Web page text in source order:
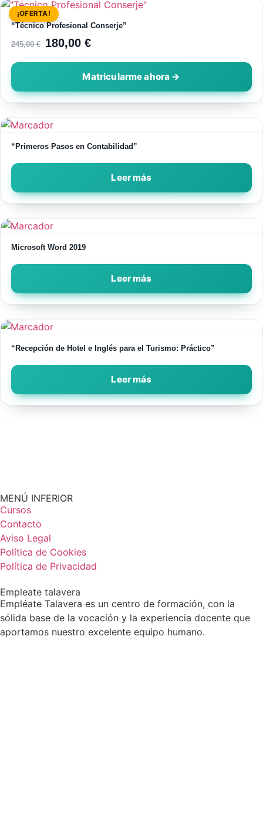
¡OFERTA!
“Técnico Profesional Conserje”
245,00€ 180,00 €
“Primeros Pasos en Contabilidad”
Leer más
Microsoft Word 2019
Leer más
“Recepción de Hotel e Inglés para el Turismo: Práctico”
Leer más
MENÚ INFERIOR
Cursos
Contacto
Aviso Legal
Política de Cookies
Política de Privacidad
Empleate talavera
Empléate Talavera es un centro de formación, con la
sólida base de la vocación y la experiencia docente que
aportamos nuestro excelente equipo humano.